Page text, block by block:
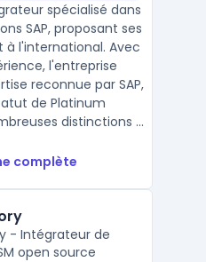
spécialisé dans
SAP, proposant ses
à l'international. Avec
l'entreprise
reconnue par SAP,
de Platinum
distinctions ...
complète
- Intégrateur de
open source